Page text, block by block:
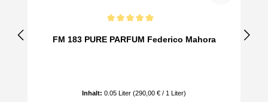
FM 183 PURE PARFUM Federico Mahora
Inhalt: 0.05 Liter (290,00 € / 1 Liter)